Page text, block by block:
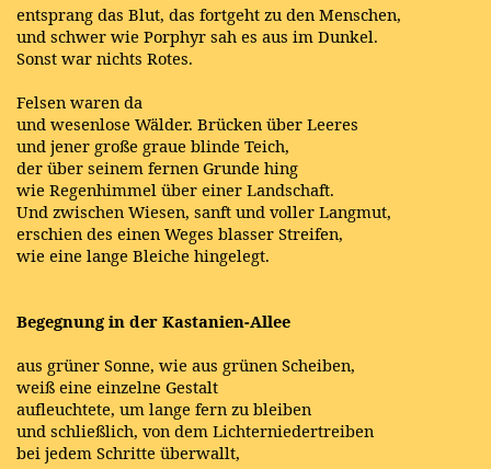
entsprang das Blut, das fortgeht zu den Menschen,
und schwer wie Porphyr sah es aus im Dunkel.
Sonst war nichts Rotes.
Felsen waren da
und wesenlose Wälder. Brücken über Leeres
und jener große graue blinde Teich,
der über seinem fernen Grunde hing
wie Regenhimmel über einer Landschaft.
Und zwischen Wiesen, sanft und voller Langmut,
erschien des einen Weges blasser Streifen,
wie eine lange Bleiche hingelegt.
Begegnung in der Kastanien-Allee
aus grüner Sonne, wie aus grünen Scheiben,
weiß eine einzelne Gestalt
aufleuchtete, um lange fern zu bleiben
und schließlich, von dem Lichterniedertreiben
bei jedem Schritte überwallt,